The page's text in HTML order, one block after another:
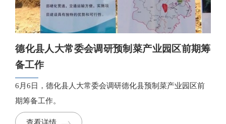
德化县人大常委会调研预制菜产业园区前期筹
备工作
6月6日，德化县人大常委会调研德化县预制菜产业园区前
期筹备工作。